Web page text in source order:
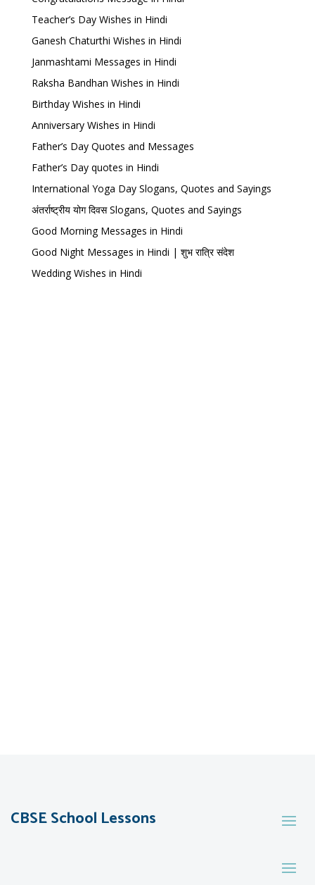
Teacher’s Day Wishes in Hindi
Ganesh Chaturthi Wishes in Hindi
Janmashtami Messages in Hindi
Raksha Bandhan Wishes in Hindi
Birthday Wishes in Hindi
Anniversary Wishes in Hindi
Father’s Day Quotes and Messages
Father’s Day quotes in Hindi
International Yoga Day Slogans, Quotes and Sayings
अंतर्राष्ट्रीय योग दिवस Slogans, Quotes and Sayings
Good Morning Messages in Hindi
Good Night Messages in Hindi | शुभ रात्रि संदेश
Wedding Wishes in Hindi
CBSE School Lessons